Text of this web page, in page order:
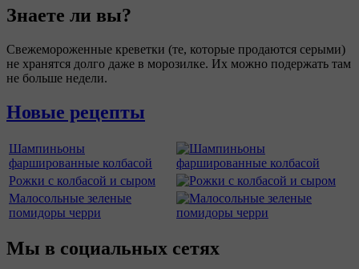
Знаете ли вы?
Свежемороженные креветки (те, которые продаются серыми)
не хранятся долго даже в морозилке. Их можно подержать там
не больше недели.
Новые рецепты
Шампиньоны
фаршированные колбасой
Рожки с колбасой и сыром
Малосольные зеленые
помидоры черри
Мы в социальных сетях